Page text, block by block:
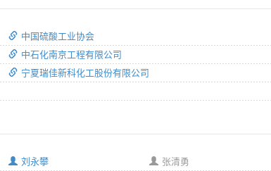
中国硫酸工业协会
中石化南京工程有限公司
宁夏瑞佳新科化工股份有限公司
刘永攀
张清勇